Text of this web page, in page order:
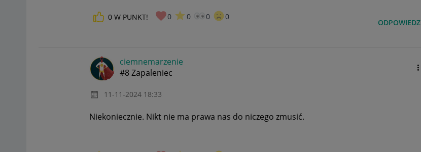
0 W PUNKT! 0 0 0 0
ODPOWIEDZ
ciemnemarzenie
#8 Zapaleniec
‎11-11-2024 18:33
Niekoniecznie. Nikt nie ma prawa nas do niczego zmusić.